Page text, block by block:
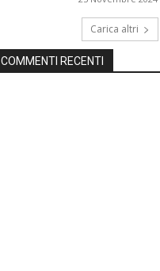
Carica altri
COMMENTI RECENTI